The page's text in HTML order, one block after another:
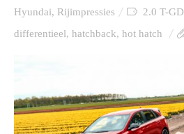
Hyundai, Rijimpressies 2.0 T-
differentieel, hatchback, hot hatch